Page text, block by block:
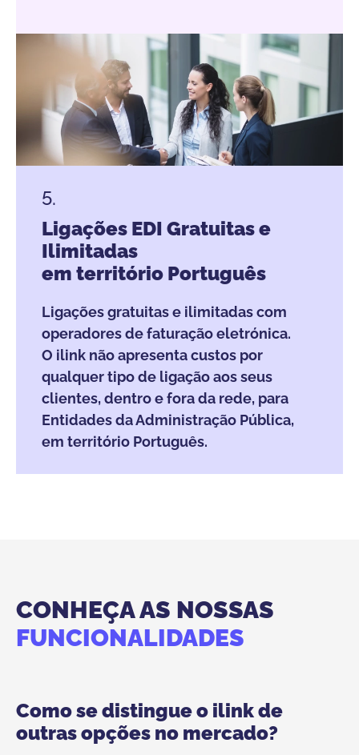
5.
Ligações EDI Gratuitas e
Ilimitadas
em território Português
Ligações gratuitas e ilimitadas com
operadores de faturação eletrónica.
O ilink não apresenta custos por
qualquer tipo de ligação aos seus
clientes, dentro e fora da rede, para
Entidades da Administração Pública,
em território Português.
CONHEÇA AS NOSSAS
FUNCIONALIDADES
Como se distingue o ilink de
outras opções no mercado?